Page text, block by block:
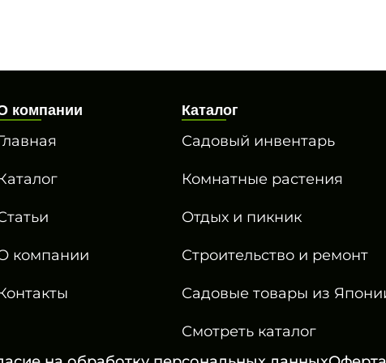
компании
компании
Каталог
Садовый инвентарь
Комнатные растения
Отдых и пикник
Строительство и ремонт
Садовые товары из
Смотреть каталог